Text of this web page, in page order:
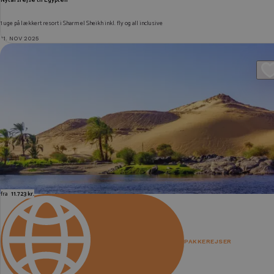
1 uge på lækkert resort i Sharm el Sheikh inkl. fly og all inclusive
11. NOV 2025
fra 11.723 kr.
PAKKEREJSER